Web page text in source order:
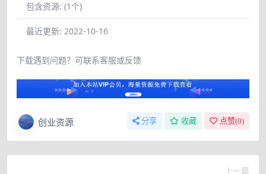
包含资源: (1个)
最近更新: 2022-10-16
下载遇到问题？可联系客服或反馈
创业资源 分享 收藏 点赞(0)
上一篇